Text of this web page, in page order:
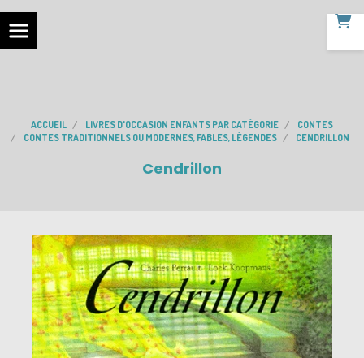
ACCUEIL LIVRES D'OCCASION ENFANTS PAR CATÉGORIE
CONTES
CONTES TRADITIONNELS OU MODERNES, FABLES, LÉGENDES
CENDRILLON
Cendrillon